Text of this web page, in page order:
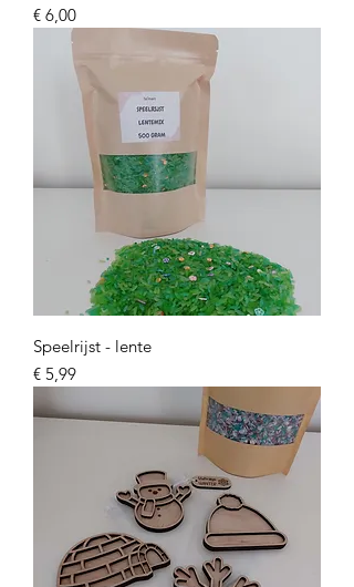
Prijs
€ 6,00
Speelrijst - lente
Prijs
€ 5,99